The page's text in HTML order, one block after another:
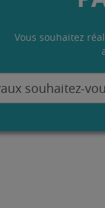
Vous souhaitez